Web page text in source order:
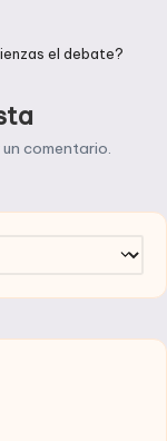
el debate?
comentario.